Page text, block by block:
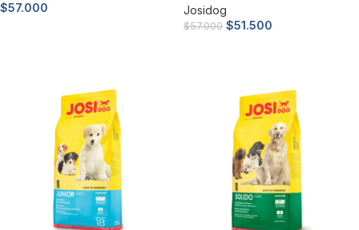
$57.000 Josidog
$57.000 $51.500